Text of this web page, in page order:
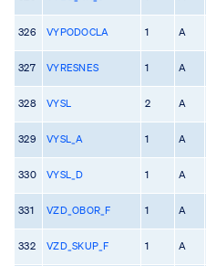
326 VYPODOCLA 1 A
327 VYRESNES 1 A
328 VYSL 2 A
329 VYSL_A 1 A
330 VYSL_D 1 A
331 VZD_OBOR_F 1 A
332 VZD_SKUP_F 1 A